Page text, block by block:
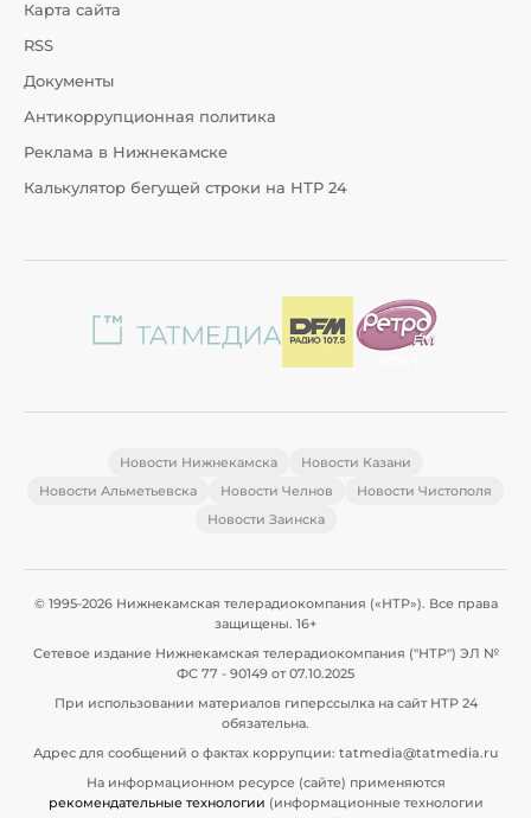
Карта сайта
RSS
Документы
Антикоррупционная политика
Реклама в Нижнекамске
Калькулятор бегущей строки на НТР 24
Новости Нижнекамска
Новости Казани
Новости Альметьевска
Новости Челнов
Новости Чистополя
Новости Заинска
© 1995-2026 Нижнекамская телерадиокомпания («НТР»). Все права
защищены. 16+
Сетевое издание Нижнекамская телерадиокомпания ("НТР") ЭЛ №
ФС 77 - 90149 от 07.10.2025
При использовании материалов гиперссылка на сайт НТР 24
обязательна.
Адрес для сообщений о фактах коррупции: tatmedia@tatmedia.ru
На информационном ресурсе (сайте) применяются
рекомендательные технологии (информационные технологии